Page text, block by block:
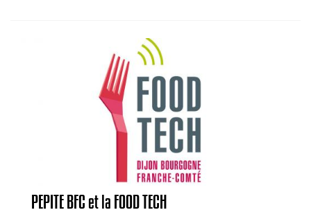
PEPITE BFC et la FOOD TECH